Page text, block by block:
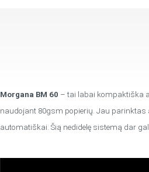
Morgana BM 60 – tai labai kompaktiška
naudojant 80gsm popierių. Jau
automatiškai. Šią nedidelę sistemą dar